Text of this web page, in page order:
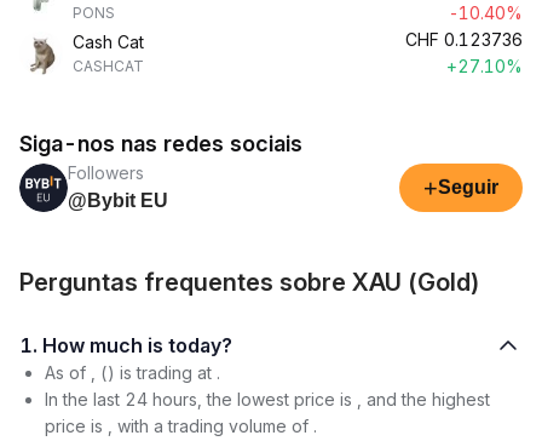
PONS
-10.40%
Cash Cat
CASHCAT
CHF 0.123736
+27.10%
Siga-nos nas redes sociais
Followers
@Bybit EU
+Seguir
Perguntas frequentes sobre XAU (Gold)
1. How much is today?
As of , () is trading at .
In the last 24 hours, the lowest price is , and the highest
price is , with a trading volume of .